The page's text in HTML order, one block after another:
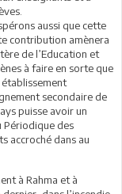
aussi que cette
contribution amènera
de l’Education et
à faire en sorte que
établissement
secondaire de
puisse avoir un
Périodique des
accroché dans au
à Rahma et à